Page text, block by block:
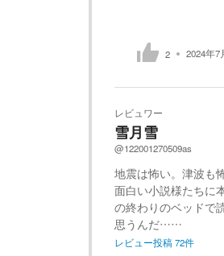
2 2024年7
レビュワー
雪月雪
@122001270509as
地震は怖い。津波も
面白い小説様たちに
の終わりのベッドで
思うんだ……
レビュー投稿72件